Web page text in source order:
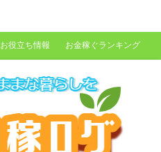
お役立ち情報 お金稼ぐランキング